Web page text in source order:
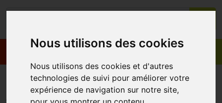
Nous utilisons des cookies
Nous utilisons des cookies et d'autres
technologies de suivi pour améliorer votre
expérience de navigation sur notre site,
Sjankara Joy Synergie 11ml
SJANKARA